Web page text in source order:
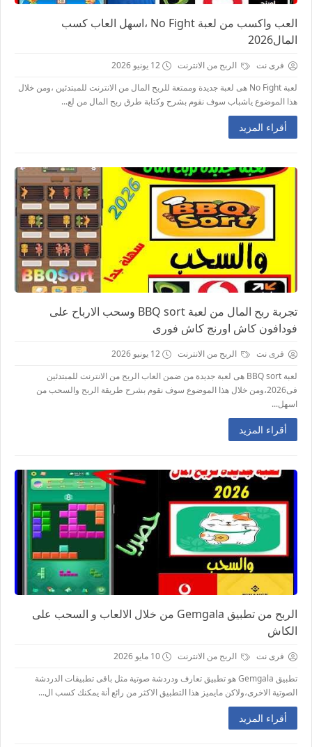
العب واكسب من لعبة No Fight ،اسهل العاب كسب
المال2026
فرى نت الربح من الانترنت
12 يونيو 2026
لعبة No Fight هى لعبة جديدة وممتعة للربح المال من الانترنت للمبتدئين ،ومن خلال
هذا الموضوع ياشباب سوف نقوم بشرح وكتابة طرق ربح المال من لع...
أقراء المزيد
تجربة ربح المال من لعبة BBQ sort وسحب الارباح على
فودافون كاش اورنج كاش فورى
فرى نت الربح من الانترنت
12 يونيو 2026
لعبة BBQ sort هى لعبة جديدة من ضمن العاب الربح من الانترنت للمبتدئين
فى2026،ومن خلال هذا الموضوع سوف نقوم بشرح طريقة الربح والسحب من
اسهل...
أقراء المزيد
الربح من تطبيق Gemgala من خلال الالعاب و السحب على
الكاش
فرى نت الربح من الانترنت
10 مايو 2026
تطبيق Gemgala هو تطبيق تعارف ودردشة صوتية مثل باقى تطبيقات الدردشة
الصوتية الاخرى،ولاكن مايميز هذا التطبيق الاكثر من رائع أنة يمكنك كسب ال...
أقراء المزيد